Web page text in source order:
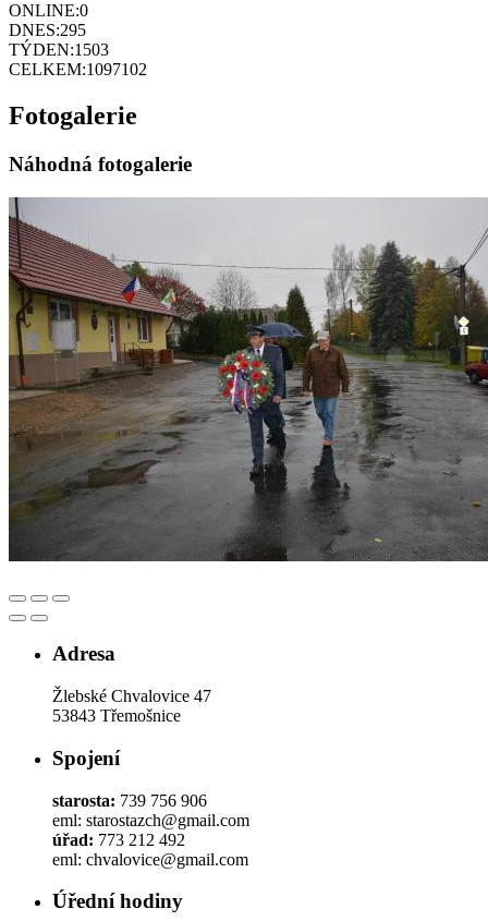
ONLINE:0
DNES:295
TÝDEN:1503
CELKEM:1097102
Fotogalerie
Náhodná fotogalerie
Adresa
Žlebské Chvalovice 47
53843 Třemošnice
Spojení
starosta: 739 756 906
eml: starostazch@gmail.com
úřad: 773 212 492
eml: chvalovice@gmail.com
Úřední hodiny